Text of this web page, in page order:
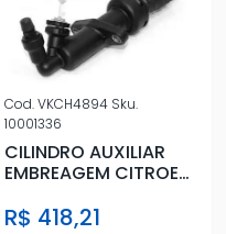
Cod.VKCH4894 Sku.
10001336
CILINDRO AUXILIAR
EMBREAGEM CITROEN
R$ 418,21